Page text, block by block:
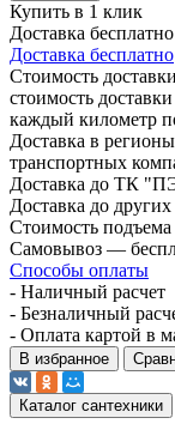
Купить в 1 клик
Доставка бесплатно
Доставка бесплатно
Стоимость
стоимость
каждый километр
Доставка в
транспортных
Доставка до ТК
Доставка до
Стоимость подъема
Самовывоз —
Способы оплаты
- Наличный расчет
- Безналичный
- Оплата картой в
В избранное
Каталог сантехники